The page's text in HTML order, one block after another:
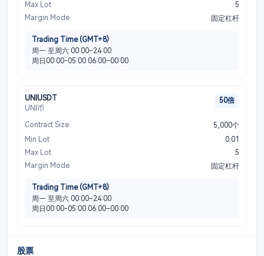
Max Lot
5
Margin Mode
固定杠杆
Trading Time (GMT+8)
周一 至周六 00:00–24:00
周日00:00-05:00 06:00–00:00
UNIUSDT
UNI币
50倍
Contract Size
5,000个
Min Lot
0.01
Max Lot
5
Margin Mode
固定杠杆
Trading Time (GMT+8)
周一 至周六 00:00–24:00
周日00:00-05:00 06:00–00:00
股票